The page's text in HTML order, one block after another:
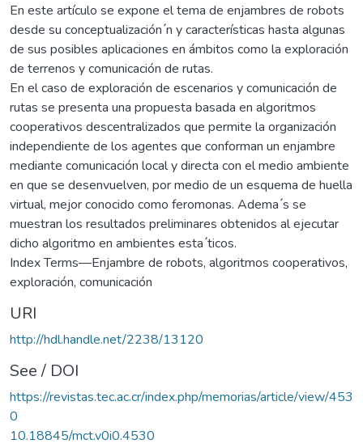
En este artículo se expone el tema de enjambres de robots
desde su conceptualización ́n y características hasta algunas
de sus posibles aplicaciones en ámbitos como la exploración
de terrenos y comunicación de rutas.
En el caso de exploración de escenarios y comunicación de
rutas se presenta una propuesta basada en algoritmos
cooperativos descentralizados que permite la organización
independiente de los agentes que conforman un enjambre
mediante comunicación local y directa con el medio ambiente
en que se desenvuelven, por medio de un esquema de huella
virtual, mejor conocido como feromonas. Adema ́s se
muestran los resultados preliminares obtenidos al ejecutar
dicho algoritmo en ambientes esta ́ticos.
Index Terms—Enjambre de robots, algoritmos cooperativos,
exploración, comunicación
URI
http://hdl.handle.net/2238/13120
See / DOI
https://revistas.tec.ac.cr/index.php/memorias/article/view/453
0
10.18845/mct.v0i0.4530